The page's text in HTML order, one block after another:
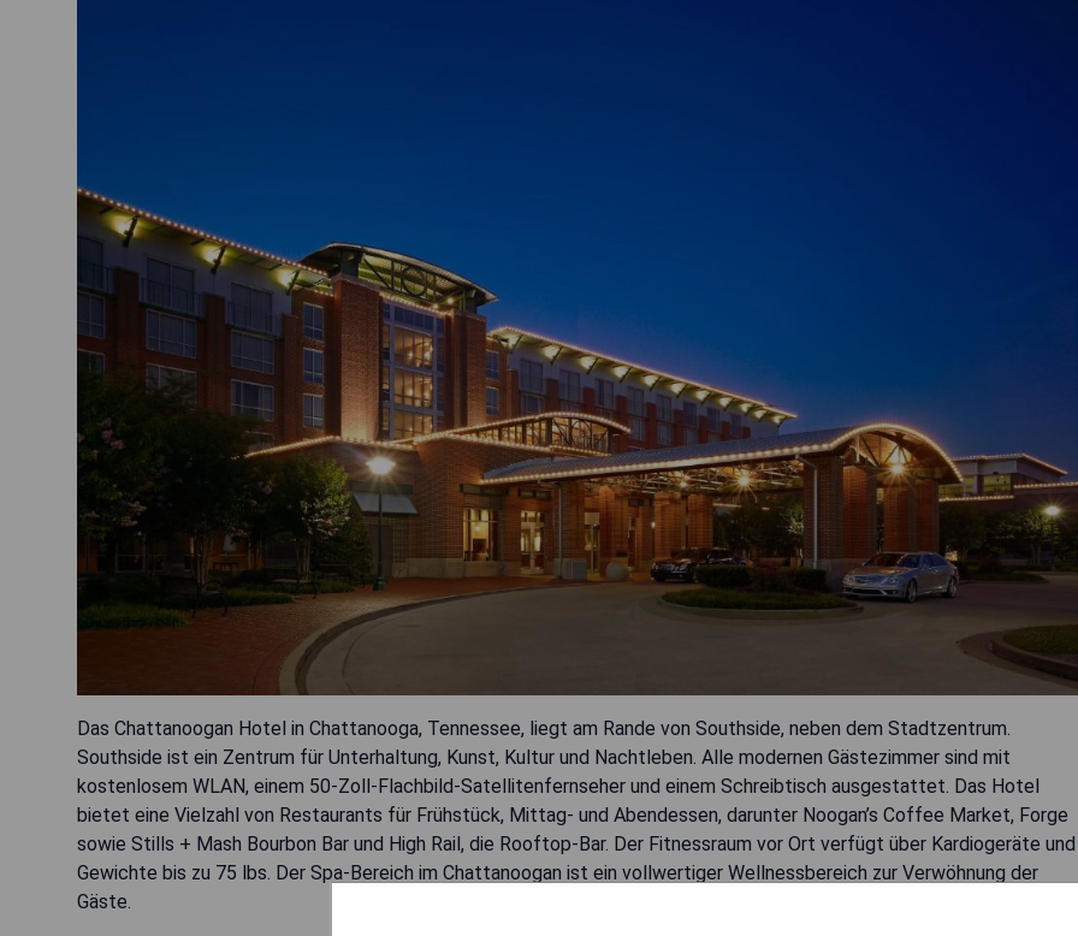
Das Chattanoogan Hotel in Chattanooga, Tennessee, liegt am Rande von Southside, neben dem Stadtzentrum.
Southside ist ein Zentrum für Unterhaltung, Kunst, Kultur und Nachtleben. Alle modernen Gästezimmer sind mit
kostenlosem WLAN, einem 50-Zoll-Flachbild-Satellitenfernseher und einem Schreibtisch ausgestattet. Das Hotel
bietet eine Vielzahl von Restaurants für Frühstück, Mittag- und Abendessen, darunter Noogan’s Coffee Market, Forge
sowie Stills + Mash Bourbon Bar und High Rail, die Rooftop-Bar. Der Fitnessraum vor Ort verfügt über Kardiogeräte und
Gewichte bis zu 75 lbs. Der Spa-Bereich im Chattanoogan ist ein vollwertiger Wellnessbereich zur Verwöhnung der
Gäste.